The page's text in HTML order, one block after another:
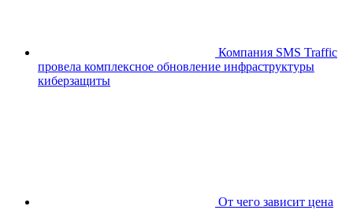
Компания SMS Traffic
провела комплексное обновление инфраструктуры
киберзащиты
От чего зависит цена